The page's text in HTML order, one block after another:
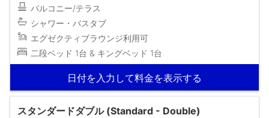
バルコニー/テラス
シャワー・バスタブ
エグゼクティブラウンジ利用可
二段ベッド 1台 & キングベッド 1台
日付を入力して料金を表示する
スタンダードダブル (Standard - Double)